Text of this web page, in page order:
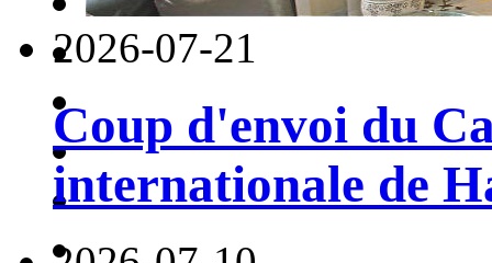
2026-07-21
Coup d'envoi du
internationale de